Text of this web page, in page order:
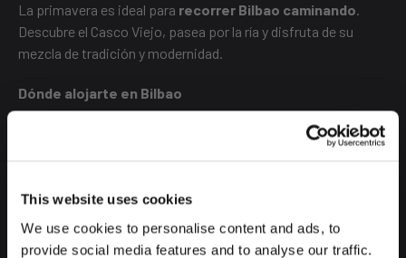
This website uses cookies
We use cookies to personalise content and ads, to
provide social media features and to analyse our traffic.
La primavera es ideal para recorrer Bilbao caminando.
Descubre el Casco Viejo, pasea por la ría y disfruta de su
mezcla de tradición y modernidad.
Dónde alojarte en Bilbao
Alojarte en el
un ambiente acogedor y social, con eventos y espacios
pensados para conocer gente. Es mucho más que un
alojamiento.